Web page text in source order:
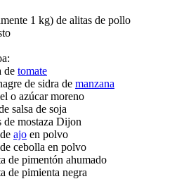
1 kg) de alitas de pollo
de tomate
de sidra de manzana
o azúcar moreno
salsa de soja
de mostaza Dijon
ajo en polvo
cebolla en polvo
de pimentón ahumado
de pimienta negra